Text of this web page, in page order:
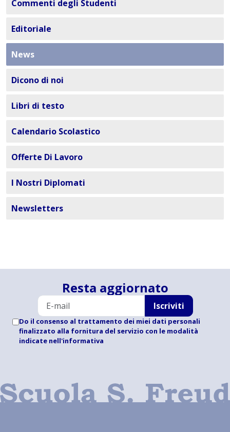
Commenti degli Studenti
Editoriale
News
Dicono di noi
Libri di testo
Calendario Scolastico
Offerte Di Lavoro
I Nostri Diplomati
Newsletters
Resta aggiornato
Iscriviti
Do il consenso al trattamento dei miei dati personali
finalizzato alla fornitura del servizio con le modalità
indicate nell'informativa